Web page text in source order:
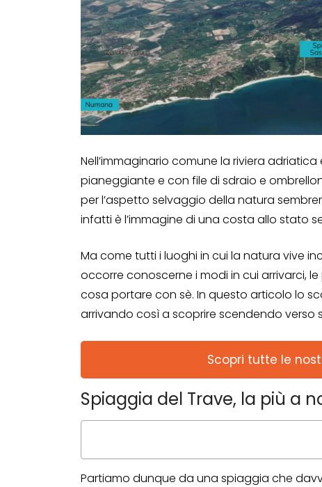
Nell’immaginario comune la riviera
pianeggiante e con file di sdraio e
per l’aspetto selvaggio della natura
infatti è l’immagine di una costa allo stato
Ma come tutti i luoghi in cui la natura vive
occorre conoscerne i modi in cui arrivarci,
cosa portare con sè. In questo articolo lo
arrivando così a scoprire scendendo verso
Scopri tutte le
Spiaggia del Trave, la più a
Partiamo dunque da una spiaggia che